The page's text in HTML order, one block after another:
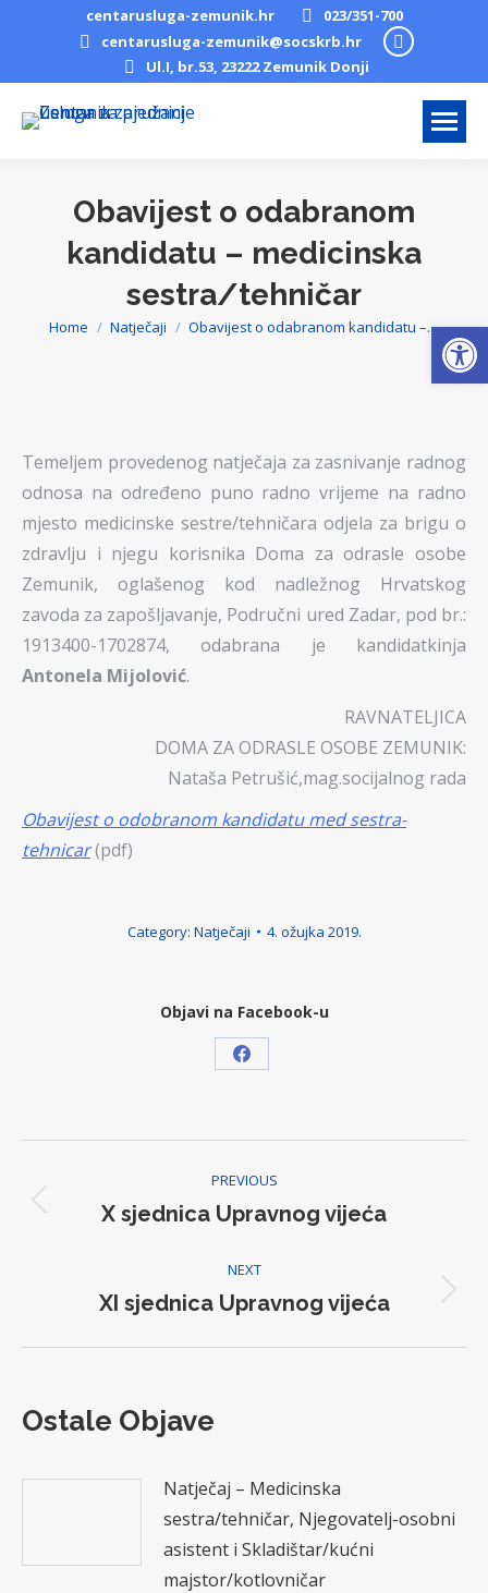
centarusluga-zemunik.hr
023/351-700
centarusluga-zemunik@socskrb.hr
Facebook
opens
Ul.I, br.53, 23222 Zemunik Donji
Obavijest o odabranom
kandidatu – medicinska
sestra/tehničar
You are here:
Home Natječaji Obavijest o odabranom kandidatu –…
Temeljem provedenog natječaja za zasnivanje radnog
odnosa na određeno puno radno vrijeme na radno
mjesto medicinske sestre/tehničara odjela za brigu o
zdravlju i njegu korisnika Doma za odrasle osobe
Zemunik, oglašenog kod nadležnog Hrvatskog
zavoda za zapošljavanje, Područni ured Zadar, pod br.:
1913400-1702874, odabrana je kandidatkinja
Antonela Mijolović.
RAVNATELJICA
DOMA ZA ODRASLE OSOBE ZEMUNIK:
Nataša Petrušić,mag.socijalnog rada
Obavijest o odobranom kandidatu med sestra-
tehnicar(pdf)
Category: Natječaji 4. ožujka 2019.
Objavi na Facebook-u
Share
Facebook
navigation
PREVIOUS
Previous
X sjednica Upravnog vijeća
NEXT
Next
XI sjednica Upravnog vijeća
Ostale Objave
Natječaj – Medicinska
sestra/tehničar, Njegovatelj-osobni
asistent i Skladištar/kućni
majstor/kotlovničar